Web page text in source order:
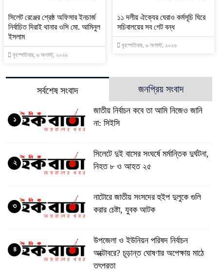
‎সিলেট রেঞ্জের শ্রেষ্ঠ অফিসার ইনচার্জ
নির্বাচিত দিরাই থানার ওসি মো. আমিনুল
ইসলাম
বৃহস্পতিবার, ৬ অগাস্ট, ২০২৬
‎১১ দলীয় ঐক্যের ঘেরাও কর্মসূচি ঘিরে
সচিবালয়ের সব গেট বন্ধ
বৃহস্পতিবার, ৬ অগাস্ট, ২০২৬
সর্বশেষ সংবাদ জনপ্রিয় সংবাদ
জাতীয় নির্বাচন কবে তা আমি নিজেও জানি
না: সিইসি
১
সিলেটে দুই বাসের সংঘর্ষে মর্মান্তিক দুর্ঘটনা,
নিহত ৮ ও আহত ২৫
২
নাটোরে জাতীয় সংসদের হুইপ দুলুকে গুলি
করার চেষ্টা, যুবক আটক
৩
উপজেলা ও ইউনিয়ন পরিষদ নির্বাচন
অক্টোবরে? চূড়ান্ত ঘোষণার অপেক্ষায় মাঠে
তৎপরতা
৪